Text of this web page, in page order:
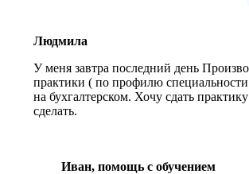
Людмила
У меня завтра последний день
практики ( по профилю
на бухгалтерском. Хочу сдать
сделать.
Иван, помощь с обучением